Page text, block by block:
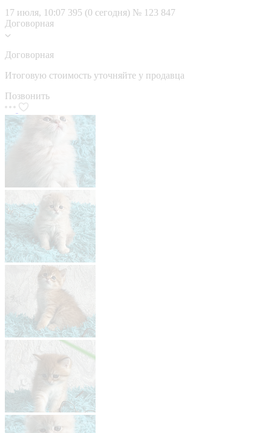
17 июля, 10:07 395 (0 сегодня) № 123 847
Договорная
Договорная
Итоговую стоимость уточняйте у продавца
Позвонить